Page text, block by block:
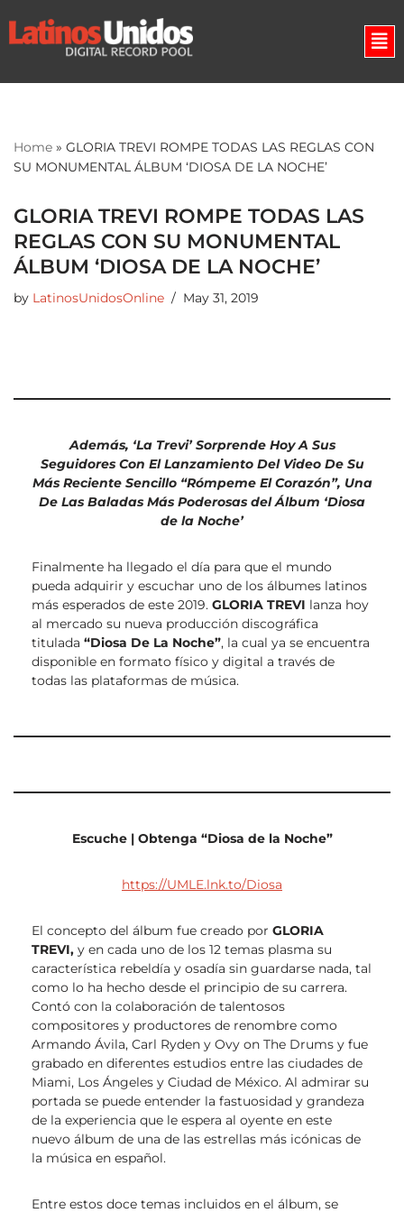
Skip
Home » GLORIA TREVI ROMPE TODAS LAS REGLAS CON
SU MONUMENTAL ÁLBUM ‘DIOSA DE LA NOCHE’
GLORIA TREVI ROMPE TODAS LAS
REGLAS CON SU MONUMENTAL
ÁLBUM ‘DIOSA DE LA NOCHE’
by LatinosUnidosOnline May 31, 2019
Además, ‘La Trevi’ Sorprende Hoy A Sus
Seguidores Con El Lanzamiento Del Video De Su
Más Reciente Sencillo “Rómpeme El Corazón”, Una
De Las Baladas Más Poderosas del Álbum ‘Diosa
de la Noche’
Finalmente ha llegado el día para que el mundo
pueda adquirir y escuchar uno de los álbumes latinos
más esperados de este 2019. GLORIA TREVI lanza hoy
al mercado su nueva producción discográfica
titulada “Diosa De La Noche”, la cual ya se encuentra
disponible en formato físico y digital a través de
todas las plataformas de música.
Escuche | Obtenga “Diosa de la Noche”
https://UMLE.lnk.to/Diosa
El concepto del álbum fue creado por GLORIA
TREVI, y en cada uno de los 12 temas plasma su
característica rebeldía y osadía sin guardarse nada, tal
como lo ha hecho desde el principio de su carrera.
Contó con la colaboración de talentosos
compositores y productores de renombre como
Armando Ávila, Carl Ryden y Ovy on The Drums y fue
grabado en diferentes estudios entre las ciudades de
Miami, Los Ángeles y Ciudad de México. Al admirar su
portada se puede entender la fastuosidad y grandeza
de la experiencia que le espera al oyente en este
nuevo álbum de una de las estrellas más icónicas de
la música en español.
Entre estos doce temas incluidos en el álbum, se